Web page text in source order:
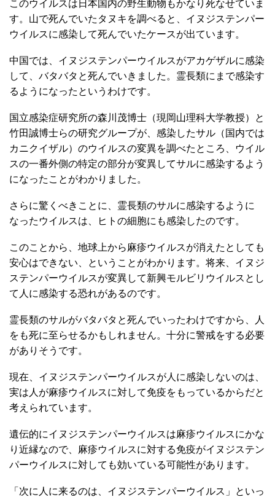
このウイルスは日本国内の野生動物もかなり死なせていま
す。山で死んでいたタヌキを調べると、イヌジステンパー
ウイルスに感染して死んでいたケースが出ています。
中国では、イヌジステンパーウイルスがアカゲザルに感染
して、バタバタと死んでいきました。霊長類にまで感染す
るようになったというわけです。
国立感染症研究所の森川茂博士（現岡山理科大学教授）と
竹田誠博士らの研究グループが、感染したサル（国内では
カニクイザル）のウイルスの変異を調べたところ、ウイル
スの一番外側の特定の部分が変異してサルに感染するよう
になったことがわかりました。
さらに驚くべきことに、霊長類のサルに感染するように
なったウイルスは、ヒトの細胞にも感染したのです。
このことから、地球上から麻疹ウイルスが消えたとしても
安心はできない、ということがわかります。将来、イヌジ
ステンパーウイルスが変異して新興モルビリウイルスとし
て人に感染する恐れがあるのです。
霊長類のサルがバタバタと死んでいったわけですから、人
をも死に至らせるかもしれません。十分に警戒をする必要
がありそうです。
現在、イヌジステンパーウイルスが人に感染しないのは、
実は人が麻疹ウイルスに対して免疫をもっているからだと
考えられています。
遺伝的にイヌジステンパーウイルスは麻疹ウイルスにかな
り近縁なので、麻疹ウイルスに対する免疫がイヌジステン
パーウイルスに対しても効いている可能性があります。
「次に人に来るのは、イヌジステンパーウイルス」といっ